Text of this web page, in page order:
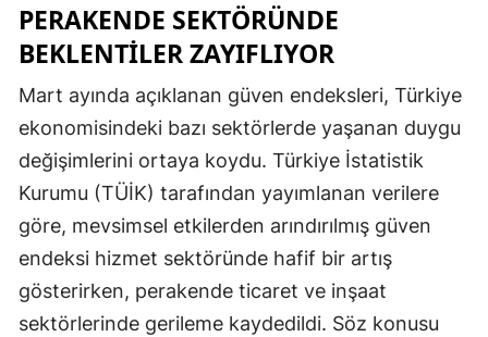
Erzincan
Erzurum
Eskişehir
Gaziantep
Giresun
Gümüşhane
Hakkari
Hatay
PERAKENDE SEKTÖRÜNDE
BEKLENTILER ZAYIFLIYOR
Mart ayında açıklanan güven endeksleri, Türkiye
ekonomisindeki bazı sektörlerde yaşanan duygu
değişimlerini ortaya koydu. Türkiye İstatistik
Kurumu (TÜİK) tarafından yayımlanan verilere
göre, mevsimsel etkilerden arındırılmış güven
endeksi hizmet sektöründe hafif bir artış
gösterirken, perakende ticaret ve inşaat
sektörlerinde gerileme kaydedildi. Söz konusu